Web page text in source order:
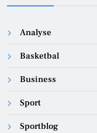
Analyse
Basketbal
Business
Sport
Sportblog